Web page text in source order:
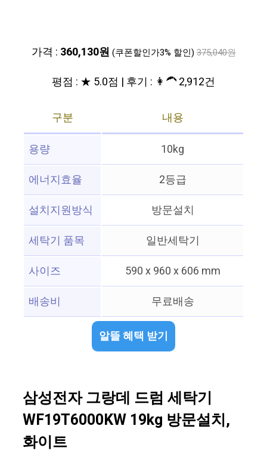
가격 : 360,130원 (쿠폰할인가3% 할인) 375,040원
평점 : ★ 5.0점 | 후기 : 👩‍🦱 2,912건
구분
내용
용량
10kg
에너지효율
2등급
설치지원방식
방문설치
세탁기 품목
일반세탁기
사이즈
590 x 960 x 606 mm
배송비
무료배송
알뜰 혜택 받기
삼성전자 그랑데 드럼 세탁기
WF19T6000KW 19kg 방문설치,
화이트